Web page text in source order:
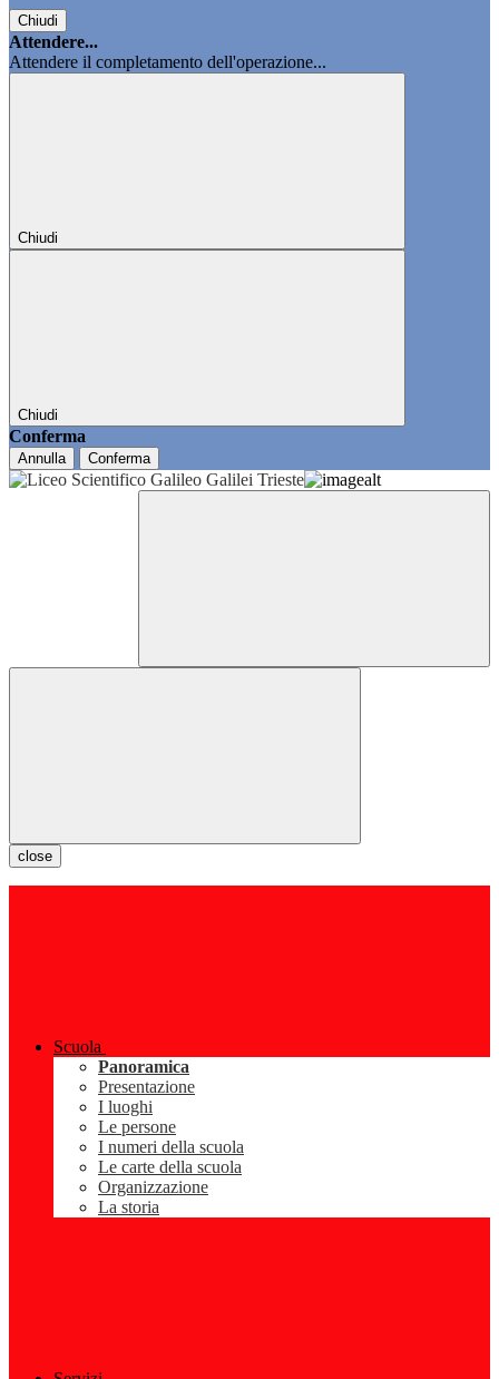
Chiudi
Attendere...
Attendere il completamento dell'operazione...
Chiudi
Chiudi
Conferma
Annulla Conferma
close
Scuola
Panoramica
Presentazione
I luoghi
Le persone
I numeri della scuola
Le carte della scuola
Organizzazione
La storia